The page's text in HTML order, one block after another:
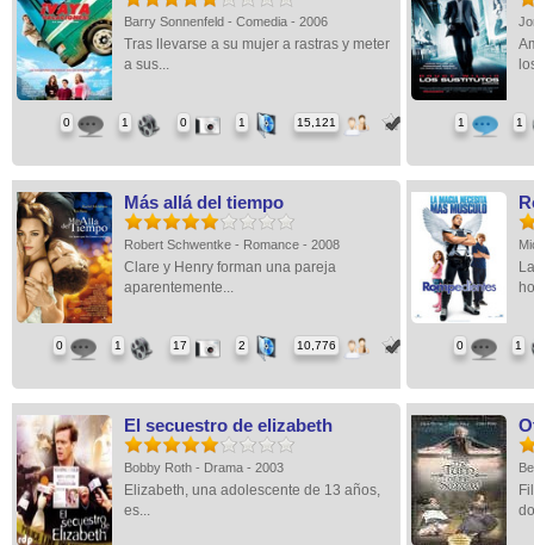
Barry Sonnenfeld - Comedia - 2006
Tras llevarse a su mujer a rastras y meter
a sus...
0 1 0 1 15,121 1 1
Más allá del tiempo
Robert Schwentke - Romance - 2008
Clare y Henry forman una pareja
aparentemente...
0 1 17 2 10,776 0 1
El secuestro de elizabeth
Bobby Roth - Drama - 2003
Elizabeth, una adolescente de 13 años,
es...